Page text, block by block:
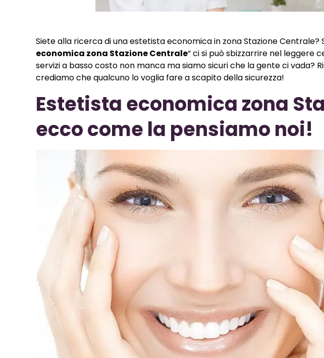
Siete alla ricerca di una estetista economica in zona Stazione Centrale?
economica zona Stazione Centrale“ ci si può sbizzarrire nel leggere
servizi a basso costo non manca ma siamo sicuri che la gente ci vada?
crediamo che qualcuno lo voglia fare a scapito della sicurezza!
Estetista economica zona
ecco come la pensiamo noi!